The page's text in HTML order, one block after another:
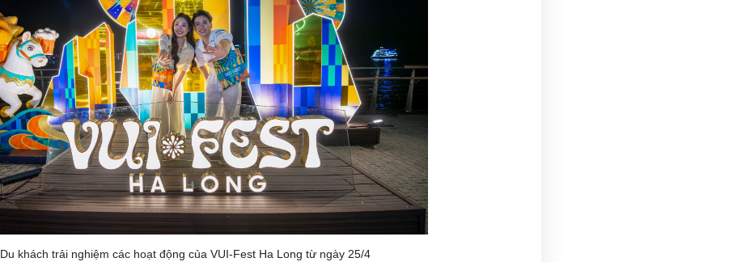
Du khách trải nghiệm các hoạt động của VUI-Fest Ha Long từ ngày 25/4